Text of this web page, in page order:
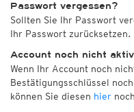
Passwort vergessen?
Sollten Sie Ihr Passwort
Ihr Passwort zurücksetzen.
Account noch nicht
Wenn Ihr Account noch
Bestätigungsschlüssel
können Sie diesen hier